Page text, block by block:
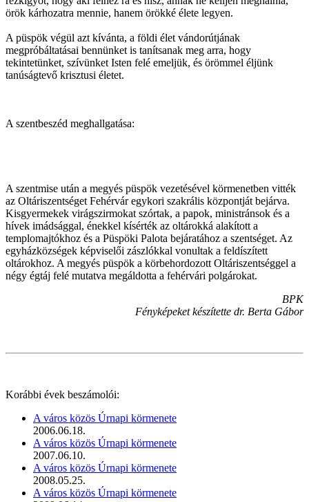
örök kárhozatra mennie, hanem örökké élete legyen.
A püspök végül azt kívánta, a földi élet vándorútjának
megpróbáltatásai bennünket is tanítsanak meg arra, hogy
tekintetünket, szívünket Isten felé emeljük, és örömmel éljünk
tanúságtevő krisztusi életet.
A szentbeszéd meghallgatása:
A szentmise után a megyés püspök vezetésével körmenetben vitték
az Oltáriszentséget Fehérvár egykori szakrális központját bejárva.
Kisgyermekek virágszirmokat szórtak, a papok, ministránsok és a
hívek imádsággal, énekkel kísérték az oltárokká alakított a
templomajtókhoz és a Püspöki Palota bejáratához a szentséget. Az
egyházközségek képviselői zászlókkal vonultak a feldíszített
oltárokhoz. A megyés püspök a körbehordozott Oltáriszentséggel a
négy égtáj felé mutatva megáldotta a fehérvári polgárokat.
BPK
Fényképeket készítette dr. Berta Gábor
Korábbi évek beszámolói:
A város közös Úrnapi körmenete
2006.06.18.
A város közös Úrnapi körmenete
2007.06.10.
A város közös Úrnapi körmenete
2008.05.25.
A város közös Úrnapi körmenete